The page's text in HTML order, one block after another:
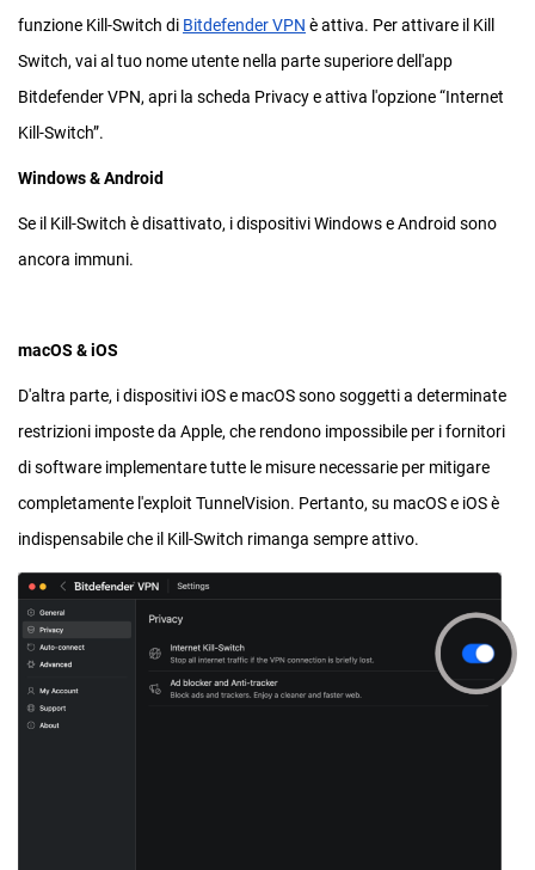
funzione Kill-Switch di Bitdefender VPN è attiva. Per attivare il Kill
Switch, vai al tuo nome utente nella parte superiore dell'app
Bitdefender VPN, apri la scheda Privacy e attiva l'opzione “Internet
Kill-Switch”.
Windows & Android
Se il Kill-Switch è disattivato, i dispositivi Windows e Android sono
ancora immuni.
macOS & iOS
D'altra parte, i dispositivi iOS e macOS sono soggetti a determinate
restrizioni imposte da Apple, che rendono impossibile per i fornitori
di software implementare tutte le misure necessarie per mitigare
completamente l'exploit TunnelVision. Pertanto, su macOS e iOS è
indispensabile che il Kill-Switch rimanga sempre attivo.